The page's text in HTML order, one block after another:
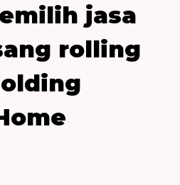
jasa
rolling